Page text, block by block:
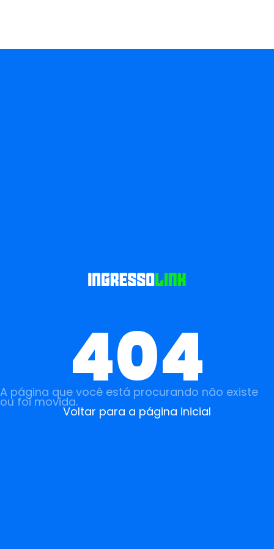
404
A página que você está procurando não existe
ou foi movida.
Voltar para a página inicial